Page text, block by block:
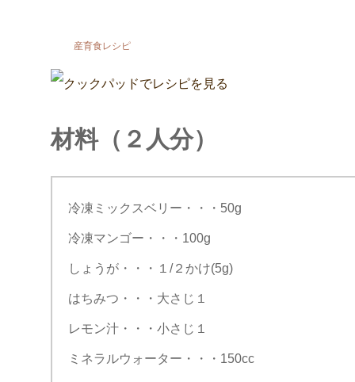
産育食レシピ
材料（２人分）
冷凍ミックスベリー・・・50g
冷凍マンゴー・・・100g
しょうが・・・１/２かけ(5g)
はちみつ・・・大さじ１
レモン汁・・・小さじ１
ミネラルウォーター・・・150cc